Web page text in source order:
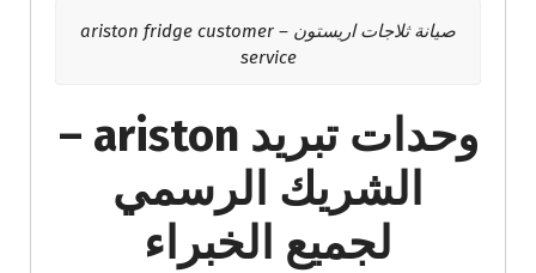
صيانة ثلاجات اريستون – ariston fridge customer
service
وحدات تبريد ariston –
الشريك الرسمي
لجميع الخبراء